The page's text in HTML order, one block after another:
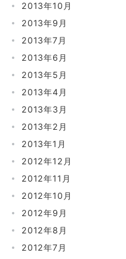
2013年10月
2013年9月
2013年7月
2013年6月
2013年5月
2013年4月
2013年3月
2013年2月
2013年1月
2012年12月
2012年11月
2012年10月
2012年9月
2012年8月
2012年7月